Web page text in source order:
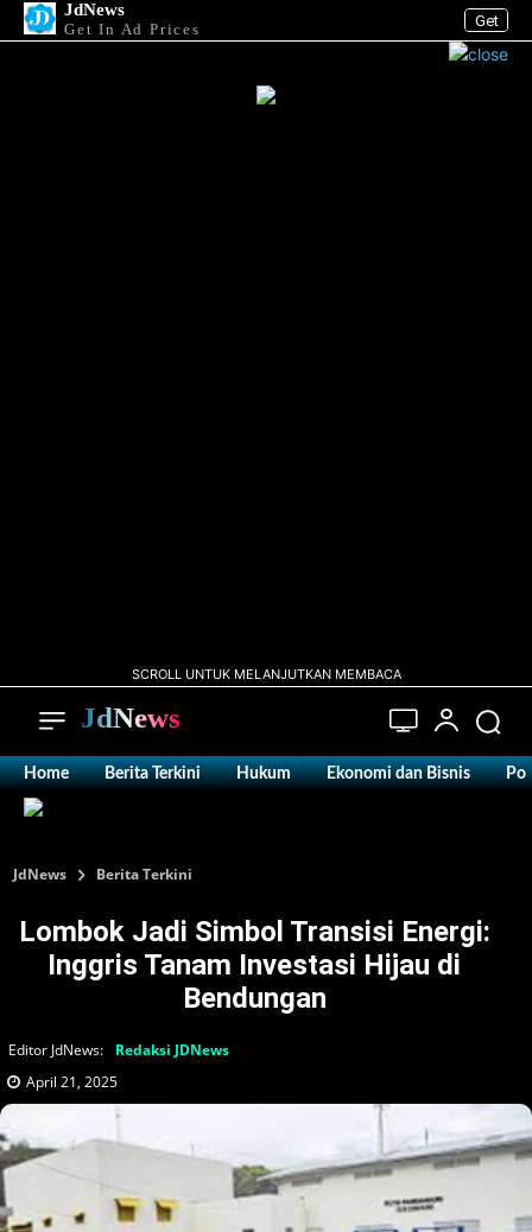
Get
JdNews
Get In Ad Prices
SCROLL UNTUK MELANJUTKAN MEMBACA
JdNews
Home Berita Terkini Hukum Ekonomi dan Bisnis
JdNews Berita Terkini
Lombok Jadi Simbol Transisi Energi:
Inggris Tanam Investasi Hijau di
Bendungan
Editor JdNews:
Redaksi JDNews
April 21, 2025